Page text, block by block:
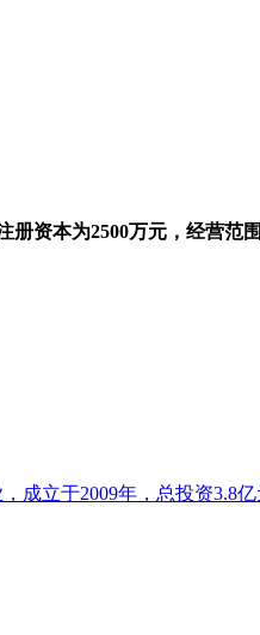
本为2500万元，经营范
成立于2009年，总投资3.8亿